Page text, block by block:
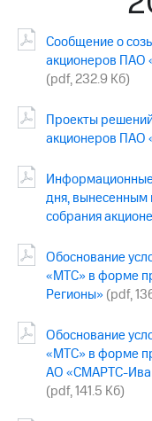
Правовая
Медиа-центр
Пресс-
МТС
о
Достижения
Интервью
отчетность
Контакты
Новости
Сообщение о
акционеров ПАО
(pdf, 232.9 Кб)
Проекты
акционеров ПАО
дня, вынесенным
собрания
Обоснование
«МТС» в форме
Регионы» (pdf,
Обоснование
«МТС» в форме
АО «СМАРТС-
(pdf, 141.5 Кб)